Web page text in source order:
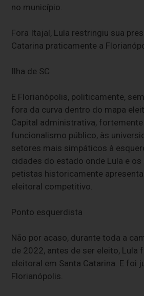
no município.
Fora Itajaí, Lula restringiu sua
Catarina praticamente a
Ilha de SC
E Florianópolis, politicamente,
fora da curva dentro do mapa
Capital administrativa,
funcionalismo público, às
setores mais simpáticos à
cidades do estado onde Lula e
petistas historicamente
eleitoral competitivo.
Ponto esquerdista
Não por acaso, durante toda a
de 2022, antes de ser eleito, Lula
eleitoral em Santa Catarina. E foi
Florianópolis.